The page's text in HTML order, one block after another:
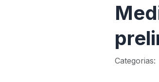
Categorias: